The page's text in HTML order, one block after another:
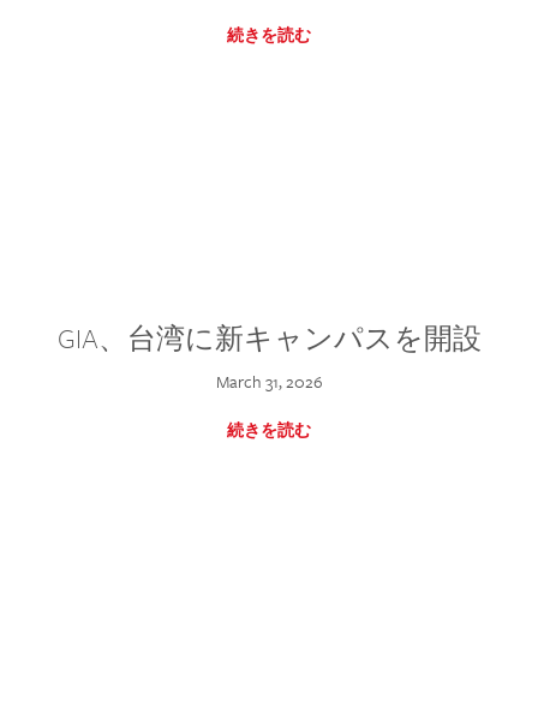
続きを読む
GIA、台湾に新キャンパスを開設
March 31, 2026
続きを読む